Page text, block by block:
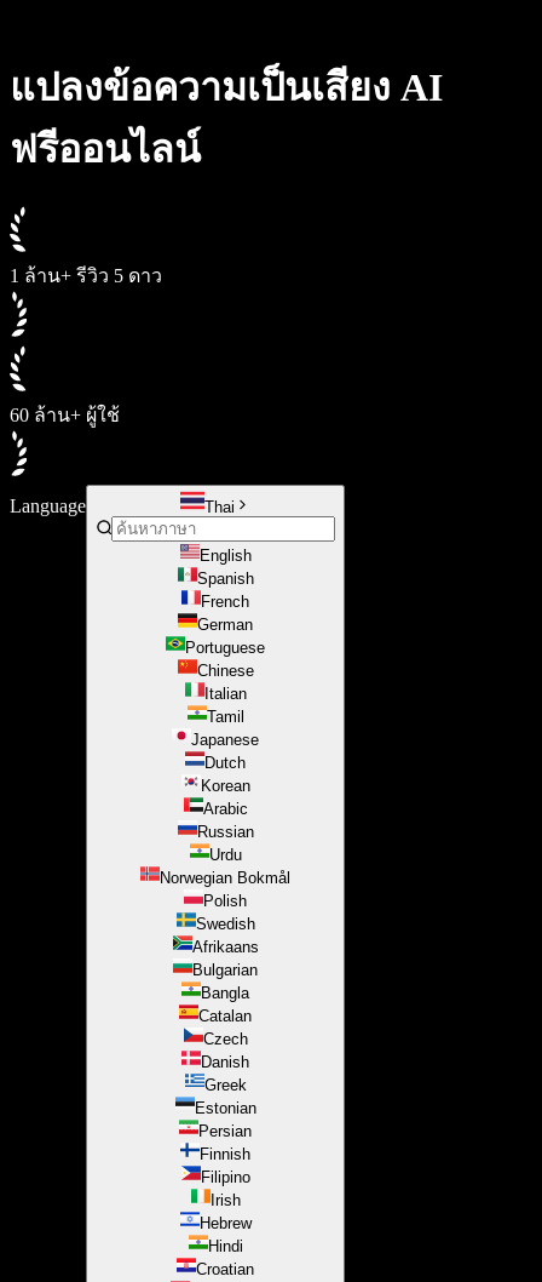
เอเจนต์เสียง SIMBA
Speechify สำหรับนักพัฒนา
แปลงข้อความเป็นเสียง AI
ฟรีออนไลน์
1 ล้าน+ รีวิว 5 ดาว
60 ล้าน+ ผู้ใช้
Language Thai
English
Spanish
French
German
Portuguese
Chinese
Italian
Tamil
Japanese
Dutch
Korean
Arabic
Russian
Urdu
Norwegian Bokmål
Polish
Swedish
Afrikaans
Bulgarian
Bangla
Catalan
Czech
Danish
Greek
Estonian
Persian
Finnish
Filipino
Irish
Hebrew
Hindi
Croatian